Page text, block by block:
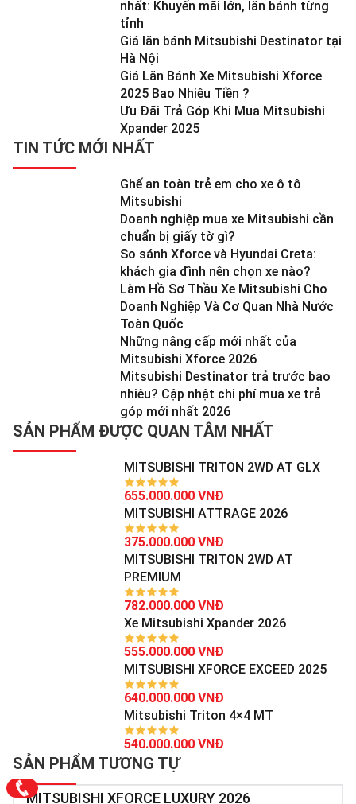
nhất: Khuyến mãi lớn, lăn bánh từng
tỉnh
Giá lăn bánh Mitsubishi Destinator tại
Hà Nội
Giá Lăn Bánh Xe Mitsubishi Xforce
2025 Bao Nhiêu Tiền ?
Ưu Đãi Trả Góp Khi Mua Mitsubishi
Xpander 2025
TIN TỨC MỚI NHẤT
Ghế an toàn trẻ em cho xe ô tô
Mitsubishi
Doanh nghiệp mua xe Mitsubishi cần
chuẩn bị giấy tờ gì?
So sánh Xforce và Hyundai Creta:
khách gia đình nên chọn xe nào?
Làm Hồ Sơ Thầu Xe Mitsubishi Cho
Doanh Nghiệp Và Cơ Quan Nhà Nước
Toàn Quốc
Những nâng cấp mới nhất của
Mitsubishi Xforce 2026
Mitsubishi Destinator trả trước bao
nhiêu? Cập nhật chi phí mua xe trả
góp mới nhất 2026
SẢN PHẨM ĐƯỢC QUAN TÂM NHẤT
MITSUBISHI TRITON 2WD AT GLX
655.000.000 VNĐ
MITSUBISHI ATTRAGE 2026
375.000.000 VNĐ
MITSUBISHI TRITON 2WD AT
PREMIUM
782.000.000 VNĐ
Xe Mitsubishi Xpander 2026
555.000.000 VNĐ
MITSUBISHI XFORCE EXCEED 2025
640.000.000 VNĐ
Mitsubishi Triton 4×4 MT
540.000.000 VNĐ
SẢN PHẨM TƯƠNG TỰ
MITSUBISHI XFORCE LUXURY 2026